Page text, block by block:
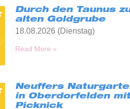
Durch den Taunus
alten Goldgrube
18.08.2026 (Dienstag)
Read More »
Neuffers
in Oberdorfelden mit
Picknick